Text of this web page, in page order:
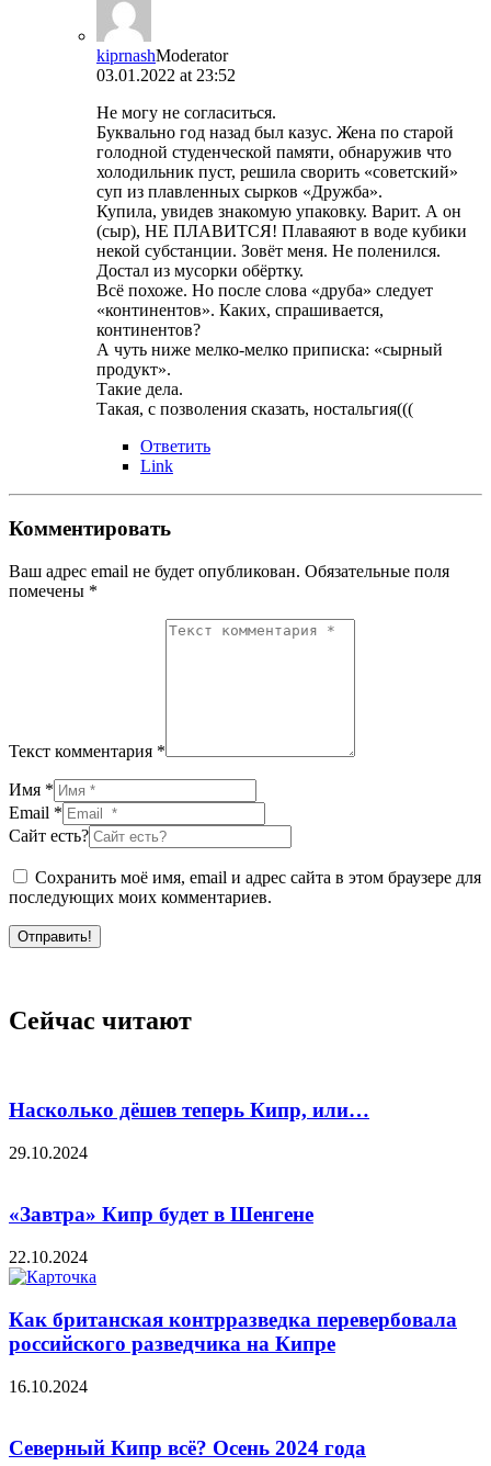
kiprnashModerator
03.01.2022 at 23:52
Не могу не согласиться.
Буквально год назад был казус. Жена по старой
голодной студенческой памяти, обнаружив что
холодильник пуст, решила сворить «советский»
суп из плавленных сырков «Дружба».
Купила, увидев знакомую упаковку. Варит. А он
(сыр), НЕ ПЛАВИТСЯ! Плаваяют в воде кубики
некой субстанции. Зовёт меня. Не поленился.
Достал из мусорки обёртку.
Всё похоже. Но после слова «друба» следует
«континентов». Каких, спрашивается,
континентов?
А чуть ниже мелко-мелко приписка: «сырный
продукт».
Такие дела.
Такая, с позволения сказать, ностальгия(((
Ответить
Link
Комментировать
Ваш адрес email не будет опубликован. Обязательные поля
помечены *
Текст комментария *
Имя *
Email *
Сайт есть?
Сохранить моё имя, email и адрес сайта в этом браузере для
последующих моих комментариев.
Отправить!
Сейчас читают
Насколько дёшев теперь Кипр, или…
29.10.2024
«Завтра» Кипр будет в Шенгене
22.10.2024
Как британская контрразведка перевербовала
российского разведчика на Кипре
16.10.2024
Северный Кипр всё? Осень 2024 года